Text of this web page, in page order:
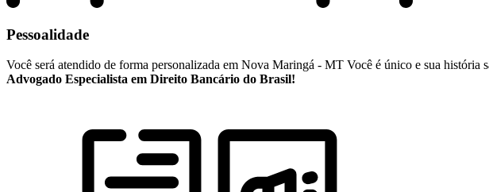
Pessoalidade
Você será atendido de forma personalizada em Nova Maringá - MT Você é único e sua
Advogado Especialista em Direito Bancário do Brasil!